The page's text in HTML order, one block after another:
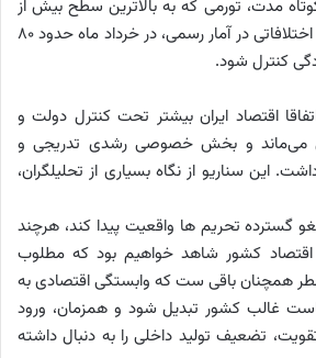
مدت، تورمی که به بالاترین سطح بیش از
چهاردهه اخیر رسیده و با اختلافاتی در آمار رسمی، در خرداد ماه حدود 80
کنترل شود.
اقتصاد ایران بیشتر تحت کنترل دولت و
می‌ماند و بخش خصوصی رشدی تدریجی و
این سناریو از نگاه بسیاری از تحلیلگران،
گسترده تحریم ها واقعیت پیدا کند، هرچند
اقتصاد کشور شاهد خواهیم بود که مطلوب
همچنان باقی ست که وابستگی اقتصادی به
غالب کشور تبدیل شود و همزمان، ورود
تضعیف تولید داخلی را به دنبال داشته